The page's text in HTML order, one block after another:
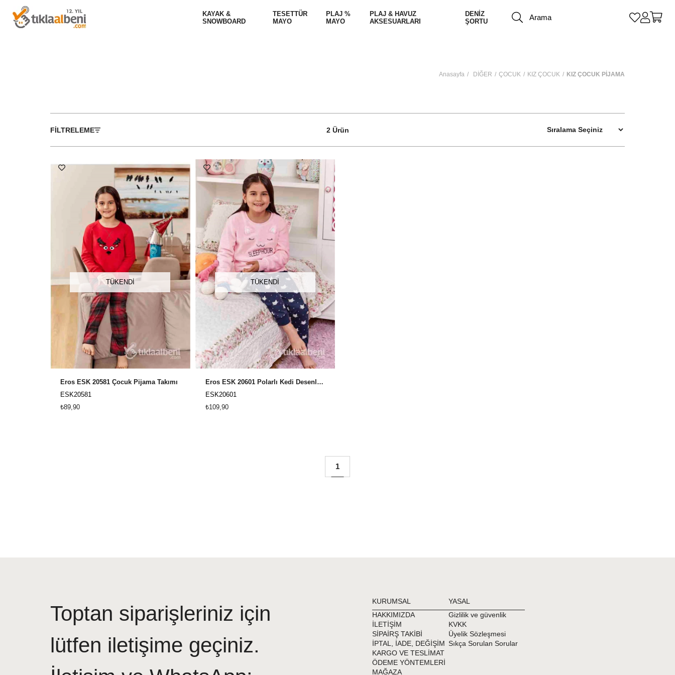
KAYAK &
SNOWBOARD
TESETTÜR
MAYO
PLAJ %
MAYO
PLAJ & HAVUZ
AKSESUARLARI
DENİZ
ŞORTU
Anasayfa DİĞER ÇOCUK KIZ ÇOCUK KIZ ÇOCUK PİJAMA
FILTRELEME 2 Ürün
TÜKENDI
Eros ESK 20581 Çocuk Pijama Takımı
ESK20581
₺89,90
TÜKENDI
Eros ESK 20601 Polarlı Kedi Desenli Çocuk Pijama Takımı
ESK20601
₺109,90
1
Toptan siparişleriniz için
lütfen iletişime geçiniz.
KURUMSAL
HAKKIMIZDA
İLETİŞİM
SİPAİRŞ TAKİBİ
İPTAL, İADE, DEĞİŞİM
KARGO VE TESLİMAT
ÖDEME YÖNTEMLERİ
MAĞAZA
YASAL
Gizlilik ve güvenlik
KVKK
Üyelik Sözleşmesi
Sıkça Sorulan Sorular